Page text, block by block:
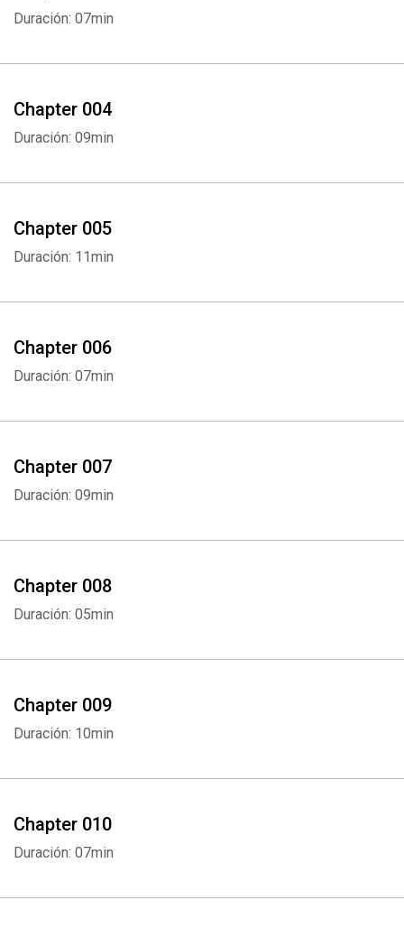
Duración: 07min
Chapter 004
Duración: 09min
Chapter 005
Duración: 11min
Chapter 006
Duración: 07min
Chapter 007
Duración: 09min
Chapter 008
Duración: 05min
Chapter 009
Duración: 10min
Chapter 010
Duración: 07min